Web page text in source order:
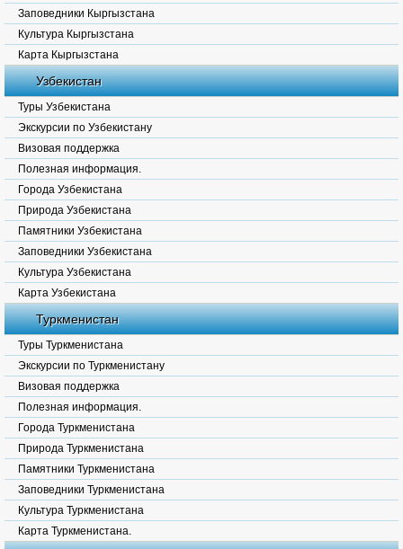
Заповедники Кыргызстана
Культура Кыргызстана
Карта Кыргызстана
Узбекистан
Туры Узбекистана
Экскурсии по Узбекистану
Визовая поддержка
Полезная информация.
Города Узбекистана
Природа Узбекистана
Памятники Узбекистана
Заповедники Узбекистана
Культура Узбекистана
Карта Узбекистана
Туркменистан
Туры Туркменистана
Экскурсии по Туркменистану
Визовая поддержка
Полезная информация.
Города Туркменистана
Природа Туркменистана
Памятники Туркменистана
Заповедники Туркменистана
Культура Туркменистана
Карта Туркменистана.